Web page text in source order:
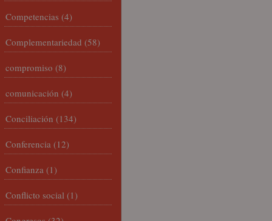
Competencias (4)
Complementariedad (58)
compromiso (8)
comunicación (4)
Conciliación (134)
Conferencia (12)
Confianza (1)
Conflicto social (1)